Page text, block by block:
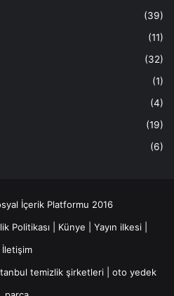
(39)
(11)
(32)
(1)
(4)
(19)
(6)
İçerik Platformu 2016
Politikası Künye Yayın ilkesi
İletişim
temizlik şirketleri
oto yedek